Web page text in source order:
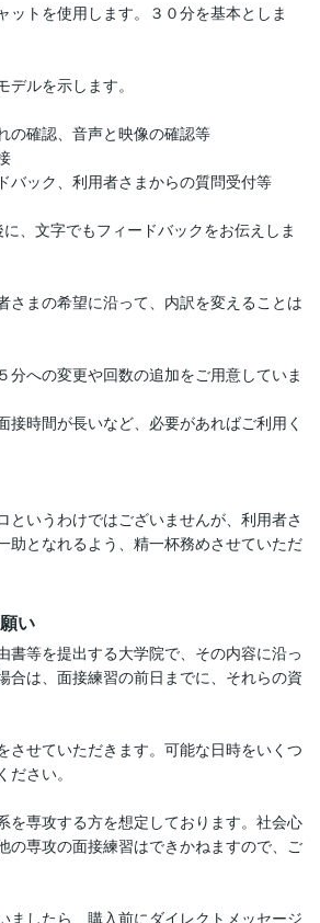
ットを使用します。３０分を基本としま
ルを示します。
の確認、音声と映像の確認等
バック、利用者さまからの質問受付等
、文字でもフィードバックをお伝えしま
さまの希望に沿って、内訳を変えることは
分への変更や回数の追加をご用意していま
接時間が長いなど、必要があればご利用く
というわけではございませんが、利用者さ
助となれるよう、精一杯務めさせていただ
い
等を提出する大学院で、その内容に沿っ
合は、面接練習の前日までに、それらの資
せていただきます。可能な日時をいくつ
さい。
専攻する方を想定しております。社会心
の専攻の面接練習はできかねますので、ご
ましたら、購入前にダイレクトメッセージ